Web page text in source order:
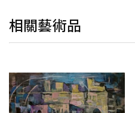
相關藝術品